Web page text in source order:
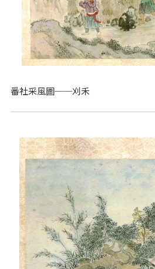
番社采風圖──刈禾